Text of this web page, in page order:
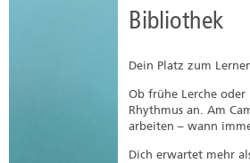
Bibliothek
Dein Platz zum
Ob frühe Lerche oder
Rhythmus an. Am
arbeiten – wann
Dich erwartet mehr